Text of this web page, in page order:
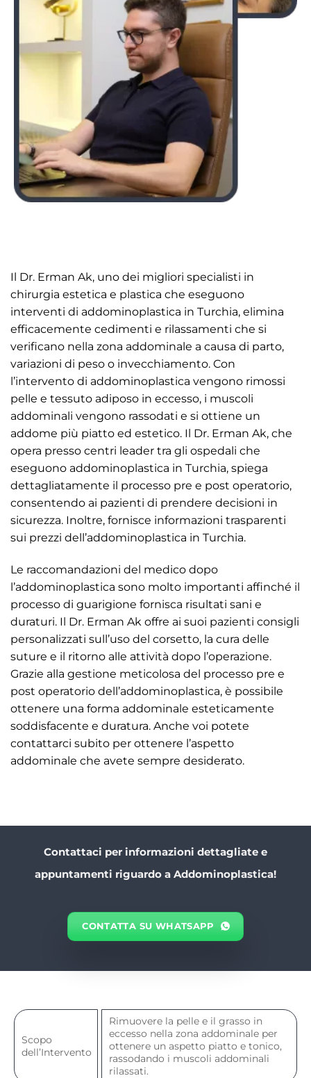
Il Dr. Erman Ak, uno dei migliori specialisti in
chirurgia estetica e plastica che eseguono
interventi di addominoplastica in Turchia, elimina
efficacemente cedimenti e rilassamenti che si
verificano nella zona addominale a causa di parto,
variazioni di peso o invecchiamento. Con
l’intervento di addominoplastica vengono rimossi
pelle e tessuto adiposo in eccesso, i muscoli
addominali vengono rassodati e si ottiene un
addome più piatto ed estetico. Il Dr. Erman Ak, che
opera presso centri leader tra gli ospedali che
eseguono addominoplastica in Turchia, spiega
dettagliatamente il processo pre e post operatorio,
consentendo ai pazienti di prendere decisioni in
sicurezza. Inoltre, fornisce informazioni trasparenti
sui prezzi dell’addominoplastica in Turchia.
Le raccomandazioni del medico dopo
l’addominoplastica sono molto importanti affinché il
processo di guarigione fornisca risultati sani e
duraturi. Il Dr. Erman Ak offre ai suoi pazienti consigli
personalizzati sull’uso del corsetto, la cura delle
suture e il ritorno alle attività dopo l’operazione.
Grazie alla gestione meticolosa del processo pre e
post operatorio dell’addominoplastica, è possibile
ottenere una forma addominale esteticamente
soddisfacente e duratura. Anche voi potete
contattarci subito per ottenere l’aspetto
addominale che avete sempre desiderato.
Contattaci per informazioni dettagliate e
appuntamenti riguardo a Addominoplastica!
CONTATTA SU WHATSAPP
Scopo
dell’Intervento
Rimuovere la pelle e il grasso in
eccesso nella zona addominale per
ottenere un aspetto piatto e tonico,
rassodando i muscoli addominali
rilassati.